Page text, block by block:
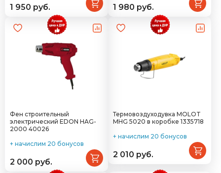
1 950 руб. 1 980 руб.
Фен строительный
электрический EDON HAG-
2000 40026
+ начислим 20 бонусов
2 000 руб.
Термовоздуходувка MOLOT
MHG 5020 в коробке 1335718
+ начислим 20 бонусов
2 010 руб.